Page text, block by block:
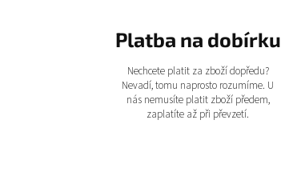
Platba na dobírku
Nechcete platit za zboží dopředu?
Nevadí, tomu naprosto rozumíme. U
nás nemusíte platit zboží předem,
zaplatíte až při převzetí.